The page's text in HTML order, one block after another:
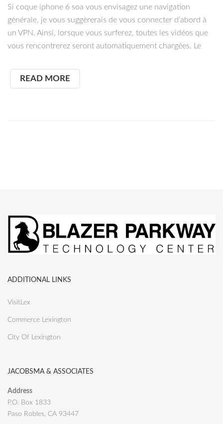
Si coque iphone 6 soa vous envisagez une navigation
générale, je vous suggèrerais de vous connecter d’abord à
un VPN. Ainsi, lorsque vous surferez, toutes les vidéos que
vous rencontrerez seront automatiquement chargées. Le
READ MORE
ADDITIONAL LINKS
VisitLex
Commerce Lexington
City Of Lexington
JACOBSMA & ASSOCIATES
Address
P.O. Box 1833
Paso Robles, CA 93447